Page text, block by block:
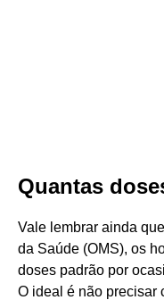
Quantas
Vale lembrar ainda
da Saúde (OMS), os
doses padrão por
O ideal é não precisar